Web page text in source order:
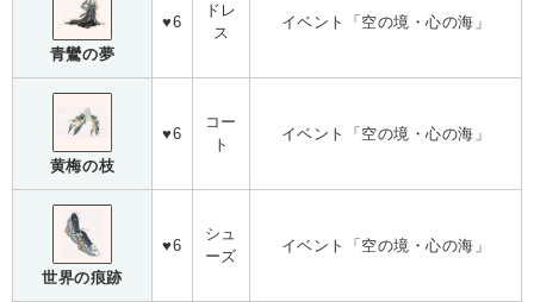
青鸞の夢
♥6
ドレ
ス
イベント「空の境・心の海」
黄梅の枝
♥6
コー
ト
イベント「空の境・心の海」
世界の痕跡
♥6
シュ
ーズ
イベント「空の境・心の海」